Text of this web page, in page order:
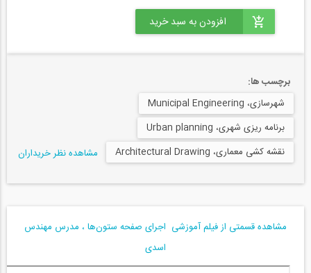
برچسب ها:
شهرسازی، Municipal Engineering
برنامه ریزی شهری، Urban planning
نقشه کشی معماری، Architectural Drawing
مشاهده نظر خریداران
مشاهده قسمتی از فیلم آموزشی اجرای صفحه ستون‌ها ، مدرس مهندس
اسدی